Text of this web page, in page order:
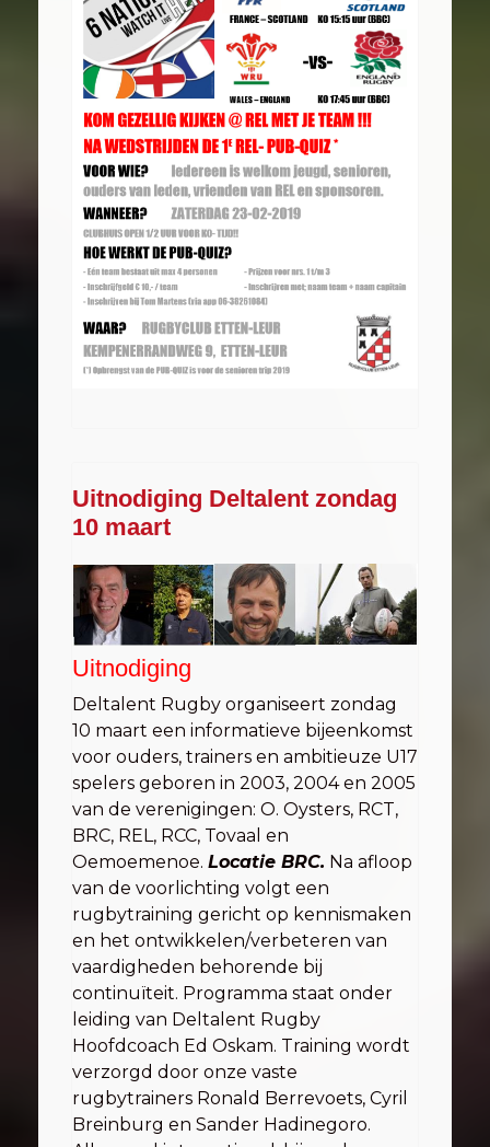
Uitnodiging Deltalent zondag
10 maart
Uitnodiging
Deltalent Rugby organiseert zondag
10 maart een informatieve bijeenkomst
voor ouders, trainers en ambitieuze U17
spelers geboren in 2003, 2004 en 2005
van de verenigingen: O. Oysters, RCT,
BRC, REL, RCC, Tovaal en
Oemoemenoe. Locatie BRC. Na afloop
van de voorlichting volgt een
rugbytraining gericht op kennismaken
en het ontwikkelen/verbeteren van
vaardigheden behorende bij
continuïteit. Programma staat onder
leiding van Deltalent Rugby
Hoofdcoach Ed Oskam. Training wordt
verzorgd door onze vaste
rugbytrainers Ronald Berrevoets, Cyril
Breinburg en Sander Hadinegoro.